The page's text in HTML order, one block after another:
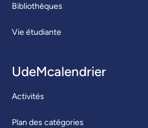
Bibliothèques
Vie étudiante
UdeMcalendrier
Activités
Plan des catégories